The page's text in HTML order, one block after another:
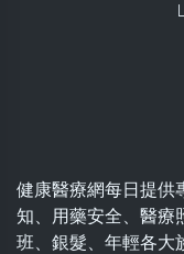
健康醫療網每日提供
知、用藥安全、醫療
班、銀髮、年輕各大